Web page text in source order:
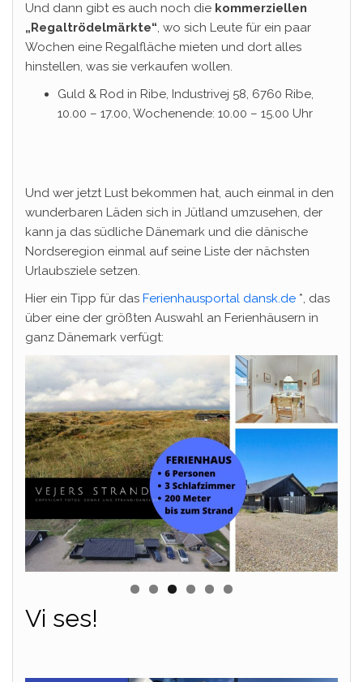
Und dann gibt es auch noch die kommerziellen
„Regaltrödelmärkte“, wo sich Leute für ein paar
Wochen eine Regalfläche mieten und dort alles
hinstellen, was sie verkaufen wollen.
Guld & Rod in Ribe, Industrivej 58, 6760 Ribe,
10.00 – 17.00, Wochenende: 10.00 – 15.00 Uhr
Und wer jetzt Lust bekommen hat, auch einmal in den
wunderbaren Läden sich in Jütland umzusehen, der
kann ja das südliche Dänemark und die dänische
Nordseregion einmal auf seine Liste der nächsten
Urlaubsziele setzen.
Hier ein Tipp für das Ferienhausportal dansk.de *, das
über eine der größten Auswahl an Ferienhäusern in
ganz Dänemark verfügt:
Vi ses!